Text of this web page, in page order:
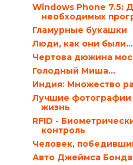
Windows Phone 7.5:
необходимых
Гламурные букашки
Люди, как они были…
Чертова дюжина
Голодный Миша...
Индия: Множество
Лучшие фотографии
жизнь
RFID -
контроль
Человек,
Авто Джеймса Бонда